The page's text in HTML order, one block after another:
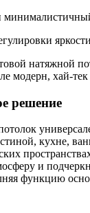
натяжной
модерн, хай-
решение
кухне,
и
функцию